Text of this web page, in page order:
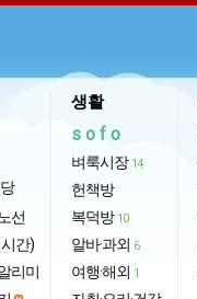
선
간)
리미
생활
sofo
벼룩시장 14
헌책방
복덕방 10
알바·과외 6
여행·해외 1